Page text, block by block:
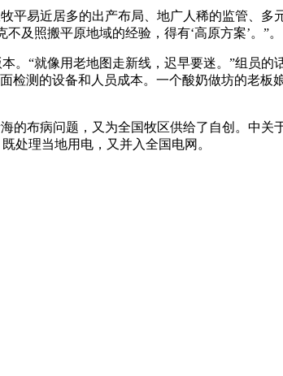
易近居多的出产布局、地广人稀的监管、多
及照搬平原地域的经验，得有‘高原方案’。”。
“就像用老地图走新线，迟早要迷。”组员的
检测的设备和人员成本。一个酸奶做坊的老板
布病问题，又为全国牧区供给了自创。中关
处理当地用电，又并入全国电网。